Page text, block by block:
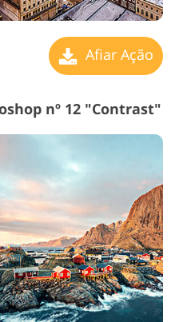
Afiar Ação
nº 12 "Contrast"